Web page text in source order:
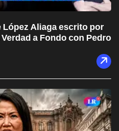
Aliaga escrito por
a Fondo con Pedro